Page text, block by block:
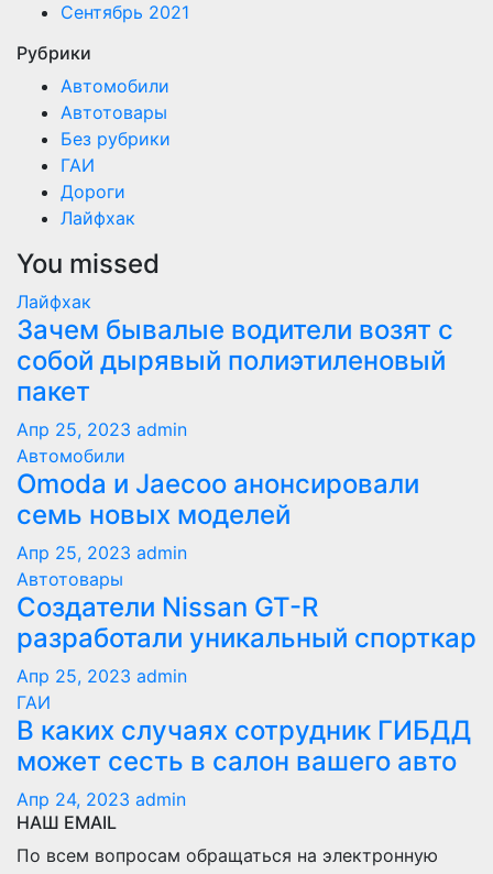
Сентябрь 2021
Рубрики
Автомобили
Автотовары
Без рубрики
ГАИ
Дороги
Лайфхак
You missed
Лайфхак
Зачем бывалые водители возят с
собой дырявый полиэтиленовый
пакет
Апр 25, 2023 admin
Автомобили
Оmoda и Jaecoo анонсировали
семь новых моделей
Апр 25, 2023 admin
Автотовары
Создатели Nissan GT-R
разработали уникальный спорткар
Апр 25, 2023 admin
ГАИ
В каких случаях сотрудник ГИБДД
может сесть в салон вашего авто
Апр 24, 2023 admin
НАШ EMAIL
По всем вопросам обращаться на электронную